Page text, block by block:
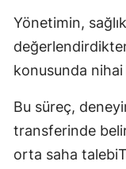
Yönetimin,
konusunda nihai
Bu süreç,
transferinde
orta saha